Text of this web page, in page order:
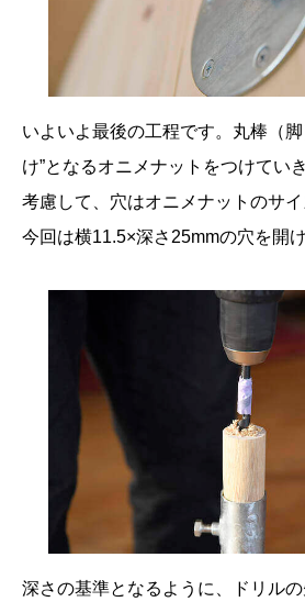
いよいよ最後の工程です。丸棒（
け”となるオニメナットをつけてい
考慮して、穴はオニメナットのサイ
今回は横11.5×深さ25mmの穴を開け
深さの基準となるように、ドリル